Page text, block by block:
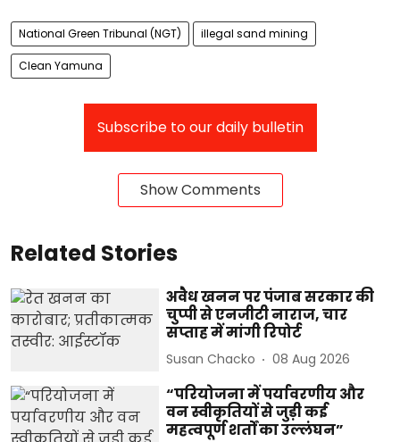
National Green Tribunal (NGT) illegal sand mining
Clean Yamuna
Subscribe to our daily bulletin
Show Comments
Related Stories
अवैध खनन पर पंजाब सरकार की
चुप्पी से एनजीटी नाराज, चार
सप्ताह में मांगी रिपोर्ट
Susan Chacko 08 Aug 2026
“परियोजना में पर्यावरणीय और
वन स्वीकृतियों से जुड़ी कई
महत्वपूर्ण शर्तों का उल्लंघन”